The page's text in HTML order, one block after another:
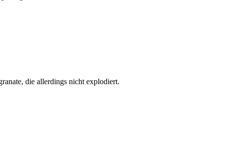
die allerdings nicht explodiert.